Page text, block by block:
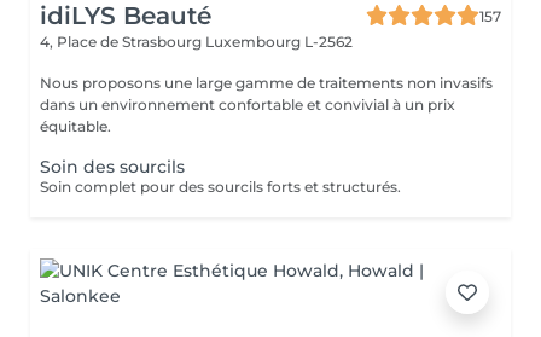
idiLYS Beauté
157
4, Place de Strasbourg Luxembourg L-2562
Nous proposons une large gamme de traitements non invasifs
dans un environnement confortable et convivial à un prix
équitable.
Soin des sourcils
Soin complet pour des sourcils forts et structurés.